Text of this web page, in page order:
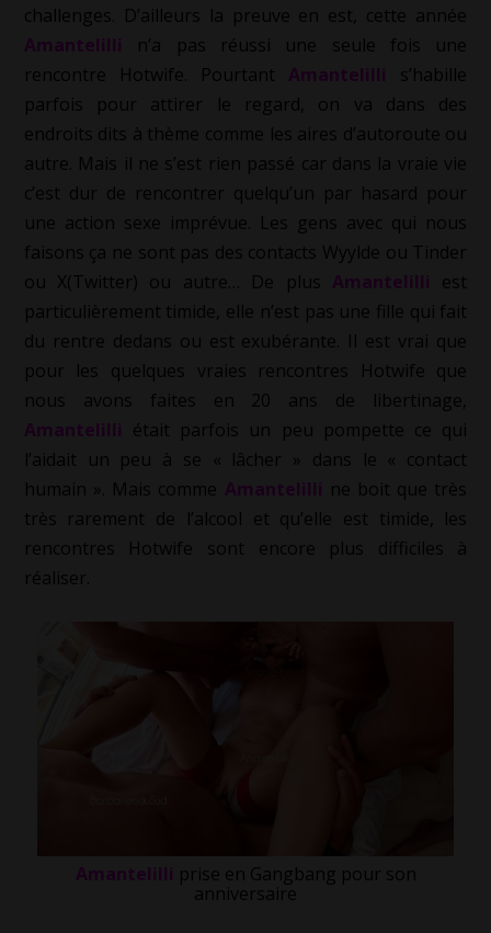
challenges. D’ailleurs la preuve en est, cette année
Amantelilli
n’a pas réussi une seule fois une
rencontre Hotwife. Pourtant Amantelilli s’habille
parfois pour attirer le regard, on va dans des
endroits dits à thème comme les aires d’autoroute ou
autre. Mais il ne s’est rien passé car dans la vraie vie
c’est dur de rencontrer quelqu’un par hasard pour
une action sexe imprévue. Les gens avec qui nous
faisons ça ne sont pas des contacts Wyylde ou Tinder
ou X(Twitter) ou autre… De plus Amantelilli est
particulièrement timide, elle n’est pas une fille qui fait
du rentre dedans ou est exubérante. Il est vrai que
pour les quelques vraies rencontres Hotwife que
nous avons faites en 20 ans de libertinage,
Amantelilli était parfois un peu pompette ce qui
l’aidait un peu à se « lâcher » dans le « contact
humain ». Mais comme Amantelilli ne boit que très
très rarement de l’alcool et qu’elle est timide, les
rencontres Hotwife sont encore plus difficiles à
réaliser.
Amantelilli prise en Gangbang pour son
anniversaire